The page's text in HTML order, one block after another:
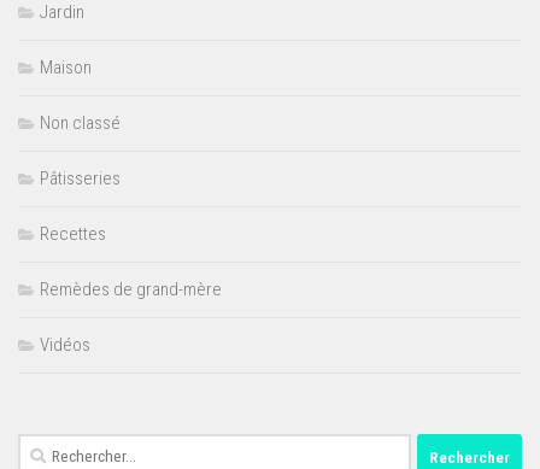
Jardin
Maison
Non classé
Pâtisseries
Recettes
Remèdes de grand-mère
Vidéos
Rechercher :